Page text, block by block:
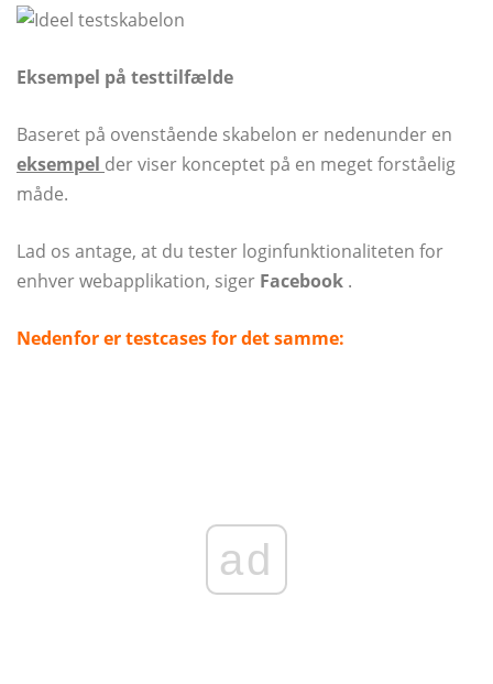
Eksempel på testtilfælde
Baseret på ovenstående skabelon er nedenunder en
eksempel der viser konceptet på en meget forståelig
måde.
Lad os antage, at du tester loginfunktionaliteten for
enhver webapplikation, siger Facebook .
Nedenfor er testcases for det samme:
ad